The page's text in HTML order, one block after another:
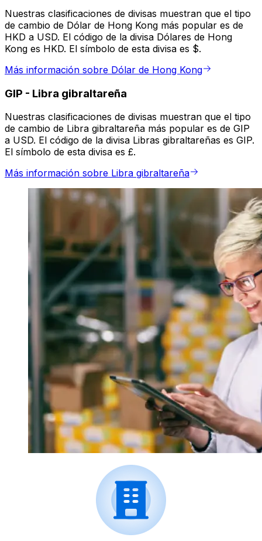
Nuestras clasificaciones de divisas muestran que el tipo
de cambio de Dólar de Hong Kong más popular es de
HKD a USD. El código de la divisa Dólares de Hong
Kong es HKD. El símbolo de esta divisa es $.
Más información sobre Dólar de Hong Kong
GIP - Libra gibraltareña
Nuestras clasificaciones de divisas muestran que el tipo
de cambio de Libra gibraltareña más popular es de GIP
a USD. El código de la divisa Libras gibraltareñas es GIP.
El símbolo de esta divisa es £.
Más información sobre Libra gibraltareña